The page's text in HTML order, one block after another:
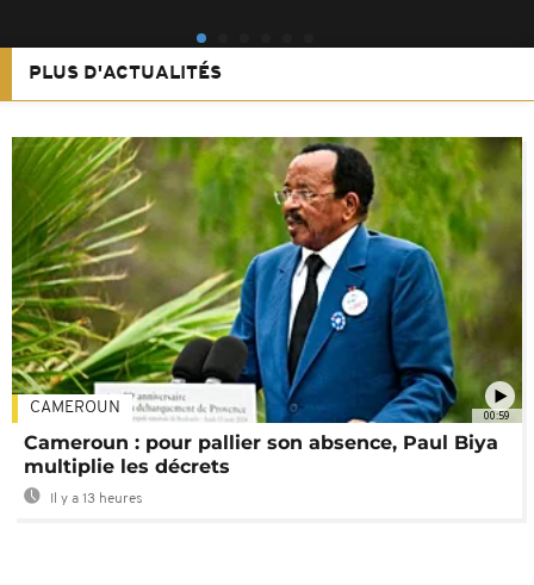
PLUS D'ACTUALITÉS
00:59
CAMEROUN
Cameroun : pour pallier son absence, Paul Biya
multiplie les décrets
Il y a 13 heures